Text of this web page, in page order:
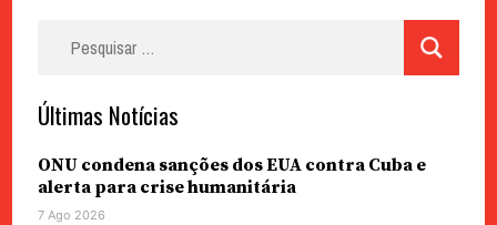
Últimas Notícias
ONU condena sanções dos EUA contra Cuba e
alerta para crise humanitária
7 Ago 2026